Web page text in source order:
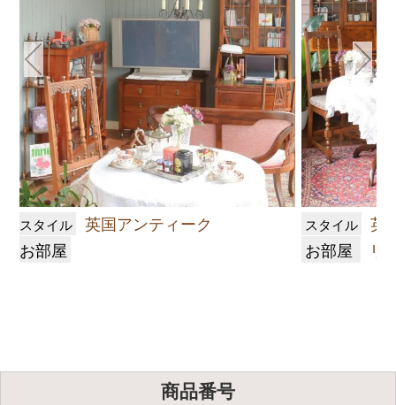
スタイル
英国アンティーク
お部屋
スタイル
英
お部屋
リ
商品番号